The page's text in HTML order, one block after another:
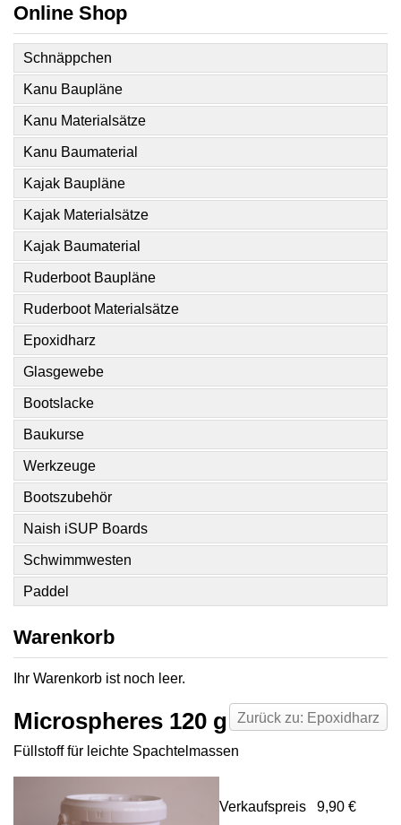
Online Shop
Schnäppchen
Kanu Baupläne
Kanu Materialsätze
Kanu Baumaterial
Kajak Baupläne
Kajak Materialsätze
Kajak Baumaterial
Ruderboot Baupläne
Ruderboot Materialsätze
Epoxidharz
Glasgewebe
Bootslacke
Baukurse
Werkzeuge
Bootszubehör
Naish iSUP Boards
Schwimmwesten
Paddel
Warenkorb
Ihr Warenkorb ist noch leer.
Zurück zu: Epoxidharz
Microspheres 120 g
Füllstoff für leichte Spachtelmassen
Verkaufspreis 9,90 €